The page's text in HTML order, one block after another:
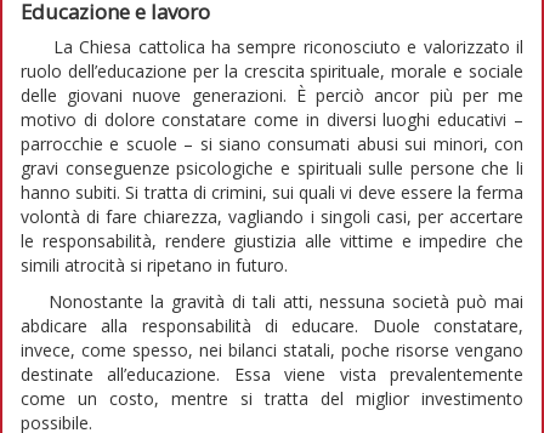
Educazione e lavoro
La Chiesa cattolica ha sempre riconosciuto e valorizzato il
ruolo dell’educazione per la crescita spirituale, morale e sociale
delle giovani nuove generazioni. È perciò ancor più per me
motivo di dolore constatare come in diversi luoghi educativi –
parrocchie e scuole – si siano consumati abusi sui minori, con
gravi conseguenze psicologiche e spirituali sulle persone che li
hanno subiti. Si tratta di crimini, sui quali vi deve essere la ferma
volontà di fare chiarezza, vagliando i singoli casi, per accertare
le responsabilità, rendere giustizia alle vittime e impedire che
simili atrocità si ripetano in futuro.
Nonostante la gravità di tali atti, nessuna società può mai
abdicare alla responsabilità di educare. Duole constatare,
invece, come spesso, nei bilanci statali, poche risorse vengano
destinate all’educazione. Essa viene vista prevalentemente
come un costo, mentre si tratta del miglior investimento
possibile.